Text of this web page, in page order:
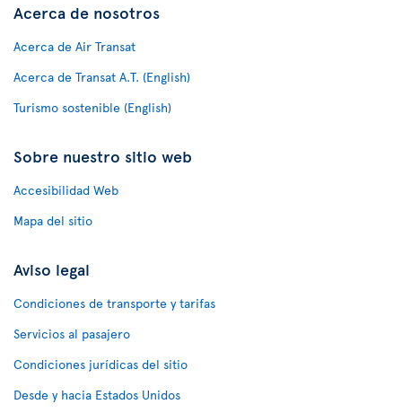
Acerca de nosotros
Acerca de Air Transat
Acerca de Transat A.T. (English)
Turismo sostenible (English)
Sobre nuestro sitio web
Accesibilidad Web
Mapa del sitio
Aviso legal
Condiciones de transporte y tarifas
Servicios al pasajero
Condiciones jurídicas del sitio
Desde y hacia Estados Unidos